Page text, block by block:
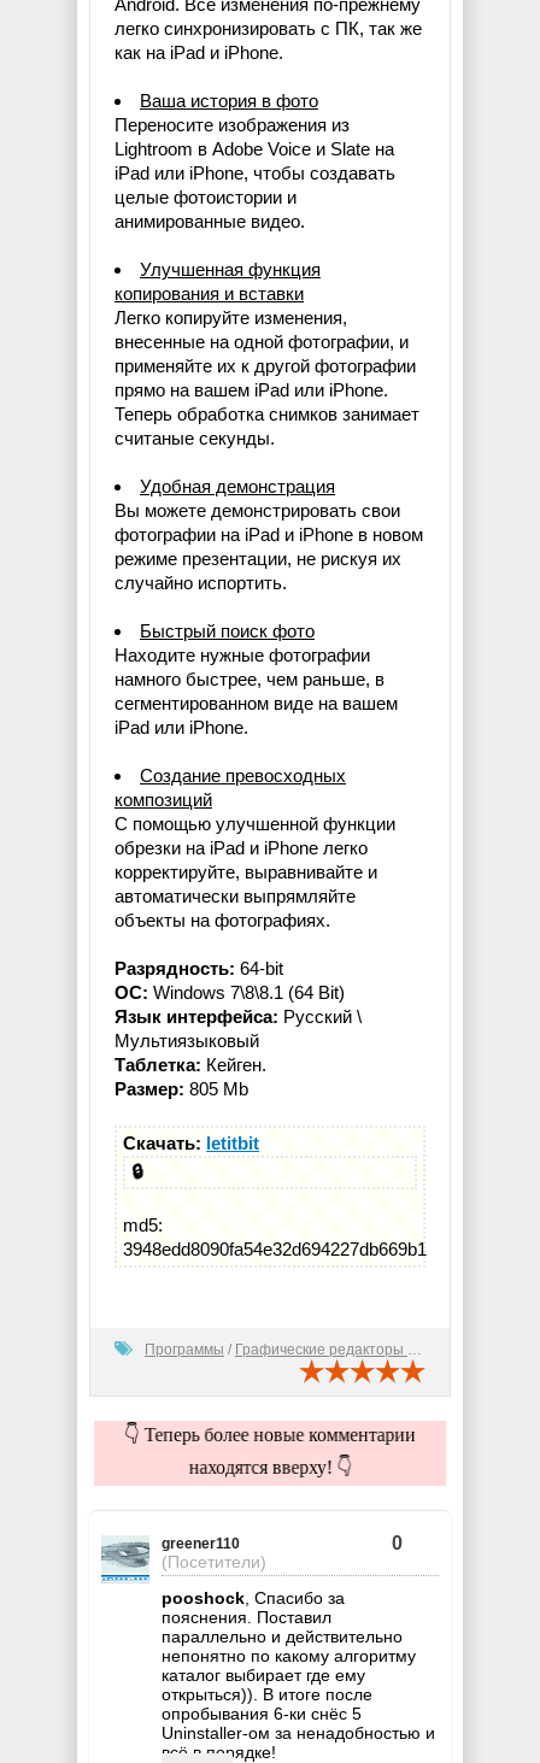
Android. Все изменения по-прежнему
легко синхронизировать с ПК, так же
как на iPad и iPhone.
Ваша история в фото
Переносите изображения из
Lightroom в Adobe Voice и Slate на
iPad или iPhone, чтобы создавать
целые фотоистории и
анимированные видео.
Улучшенная функция
копирования и вставки
Легко копируйте изменения,
внесенные на одной фотографии, и
применяйте их к другой фотографии
прямо на вашем iPad или iPhone.
Теперь обработка снимков занимает
считаные секунды.
Удобная демонстрация
Вы можете демонстрировать свои
фотографии на iPad и iPhone в новом
режиме презентации, не рискуя их
случайно испортить.
Быстрый поиск фото
Находите нужные фотографии
намного быстрее, чем раньше, в
сегментированном виде на вашем
iPad или iPhone.
Создание превосходных
композиций
С помощью улучшенной функции
обрезки на iPad и iPhone легко
корректируйте, выравнивайте и
автоматически выпрямляйте
объекты на фотографиях.
Разрядность: 64-bit
ОС: Windows 7\8\8.1 (64 Bit)
Язык интерфейса: Русский \
Мультиязыковый
Таблетка: Кейген.
Размер: 805 Mb
Скачать: letitbit
🔒
md5:
3948edd8090fa54e32d694227db669b1
Программы / Графические редакторы (2D)
👇 Теперь более новые комментарии
находятся вверху! 👇
greener110
(Посетители)
0
pooshock , Спасибо за
пояснения. Поставил
параллельно и действительно
непонятно по какому алгоритму
каталог выбирает где ему
открыться)). В итоге после
опробывания 6-ки снёс 5
Uninstaller-ом за ненадобностью и
всё в порядке!